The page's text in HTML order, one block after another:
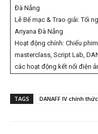
Đà Nẵng
Lễ Bế mạc & Trao giải: Tối
Ariyana Đà Nẵng
Hoạt động chính: Chiếu
masterclass, Script Lab,
các hoạt động kết nối điện
TAGS DANAFF IV chính